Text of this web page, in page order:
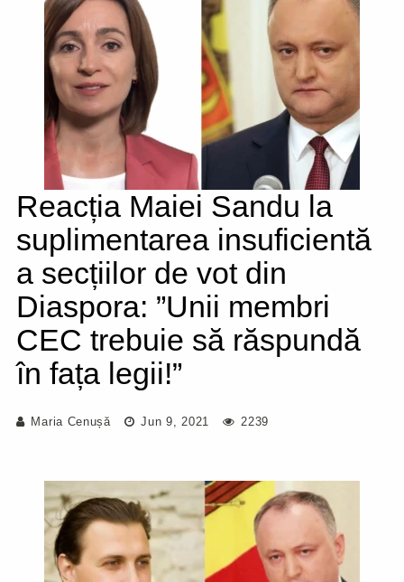
Reacția Maiei Sandu la
suplimentarea insuficientă
a secțiilor de vot din
Diaspora: ”Unii membri
CEC trebuie să răspundă
în fața legii!”
Maria Cenușă Jun 9, 2021 2239